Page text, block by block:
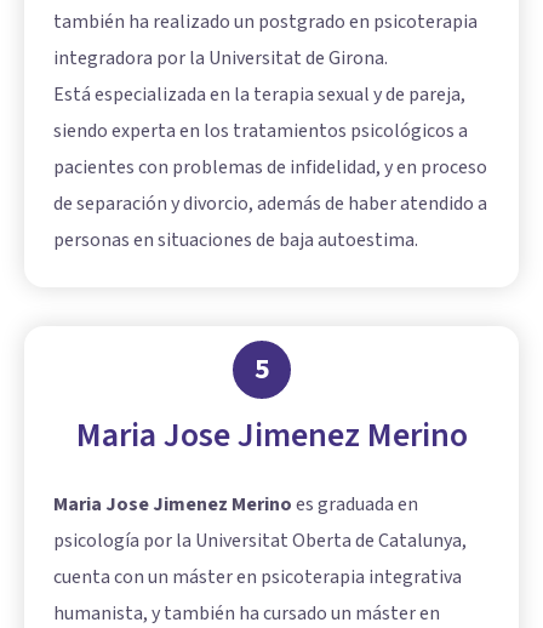
también ha realizado un postgrado en psicoterapia
integradora por la Universitat de Girona.
Está especializada en la terapia sexual y de pareja,
siendo experta en los tratamientos psicológicos a
pacientes con problemas de infidelidad, y en proceso
de separación y divorcio, además de haber atendido a
personas en situaciones de baja autoestima.
5
Maria Jose Jimenez Merino
Maria Jose Jimenez Merinoes graduada en
psicología por la Universitat Oberta de Catalunya,
cuenta con un máster en psicoterapia integrativa
humanista, y también ha cursado un máster en